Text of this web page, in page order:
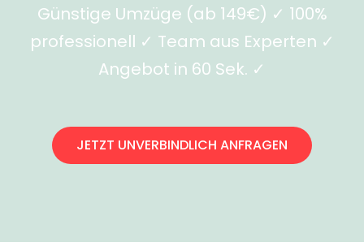
Günstige Umzüge (ab 149€) ✓ 100%
professionell ✓ Team aus Experten ✓
Angebot in 60 Sek. ✓
JETZT UNVERBINDLICH ANFRAGEN